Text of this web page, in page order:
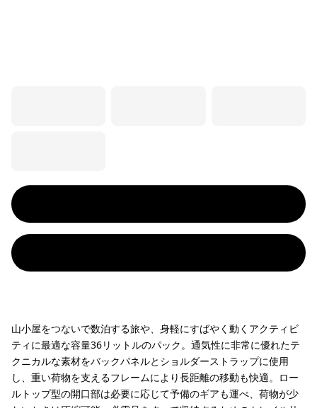
山小屋をつないで数泊する旅や、身軽にすばやく動くアクティビ
ティに最適な容量36リットルのパック。通気性に非常に優れたテ
クニカルな素材をバックパネルとショルダーストラップに使用
し、重い荷物を支えるフレームにより長距離の移動も快適。ロー
ルトップ型の開口部は必要に応じて予備のギアも運べ、荷物が少